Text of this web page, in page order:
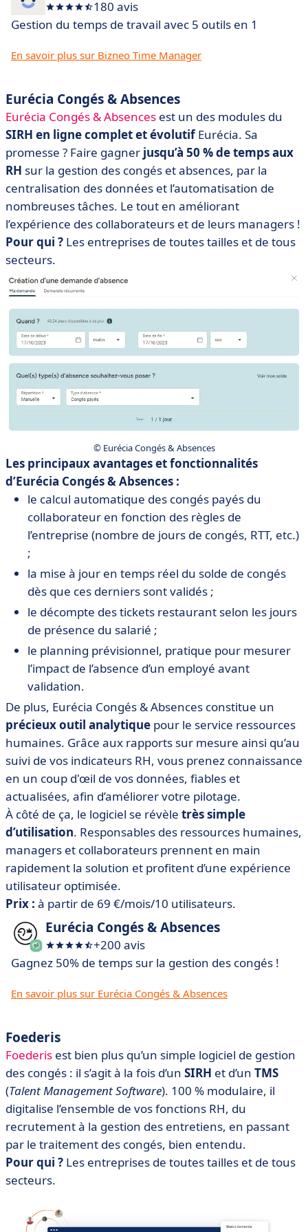
180 avis
Gestion du temps de travail avec 5 outils en 1
En savoir plus sur Bizneo Time Manager
Eurécia Congés & Absences
Eurécia Congés & Absences est un des modules du
SIRH en ligne complet et évolutifEurécia. Sa
promesse ? Faire gagner jusqu’à 50 % de temps aux
RH sur la gestion des congés et absences, par la
centralisation des données et l’automatisation de
nombreuses tâches. Le tout en améliorant
l’expérience des collaborateurs et de leurs managers !
Pour qui ? Les entreprises de toutes tailles et de tous
secteurs.
© Eurécia Congés & Absences
Les principaux avantages et fonctionnalités
d’Eurécia Congés & Absences :
le calcul automatique des congés payés du
collaborateur en fonction des règles de
l’entreprise (nombre de jours de congés, RTT, etc.)
;
la mise à jour en temps réel du solde de congés
dès que ces derniers sont validés ;
le décompte des tickets restaurant selon les jours
de présence du salarié ;
le planning prévisionnel, pratique pour mesurer
l’impact de l’absence d’un employé avant
validation.
De plus, Eurécia Congés & Absences constitue un
précieux outil analytique pour le service ressources
humaines. Grâce aux rapports sur mesure ainsi qu’au
suivi de vos indicateurs RH, vous prenez connaissance
en un coup d'œil de vos données, fiables et
actualisées, afin d’améliorer votre pilotage.
À côté de ça, le logiciel se révèle très simple
d’utilisation. Responsables des ressources humaines,
managers et collaborateurs prennent en main
rapidement la solution et profitent d’une expérience
utilisateur optimisée.
Prix : à partir de 69 €/mois/10 utilisateurs.
Eurécia Congés & Absences
+200 avis
Gagnez 50% de temps sur la gestion des congés !
En savoir plus sur Eurécia Congés & Absences
Foederis
Foederis est bien plus qu’un simple logiciel de gestion
des congés : il s’agit à la fois d’un SIRH et d’un TMS
(Talent Management Software). 100 % modulaire, il
digitalise l’ensemble de vos fonctions RH, du
recrutement à la gestion des entretiens, en passant
par le traitement des congés, bien entendu.
Pour qui ? Les entreprises de toutes tailles et de tous
secteurs.